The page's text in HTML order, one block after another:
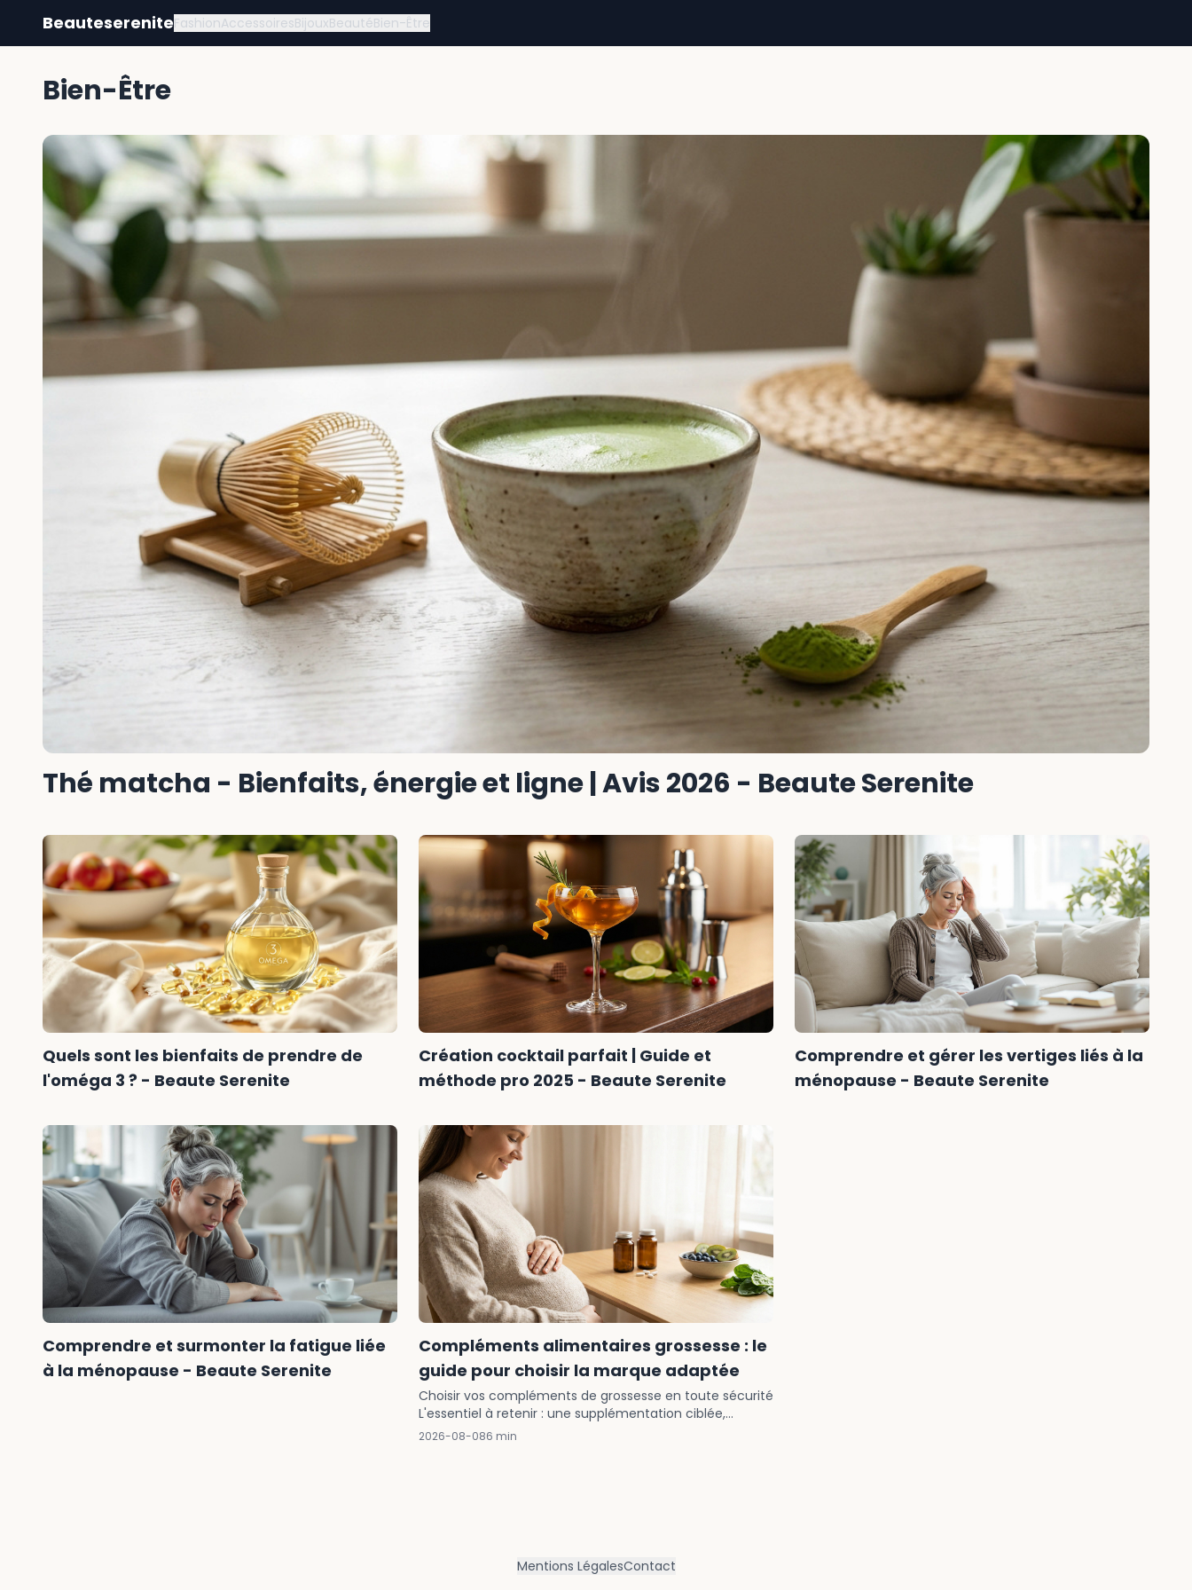
BeautesereniteFashionAccessoiresBijouxBeautéBien-Être
Bien-Être
Thé matcha - Bienfaits, énergie et ligne | Avis 2026 - Beaute Serenite
Quels sont les bienfaits de prendre de
l'oméga 3 ? - Beaute Serenite
Création cocktail parfait | Guide et
méthode pro 2025 - Beaute Serenite
Comprendre et gérer les vertiges liés à la
ménopause - Beaute Serenite
Comprendre et surmonter la fatigue liée
à la ménopause - Beaute Serenite
Compléments alimentaires grossesse : le
guide pour choisir la marque adaptée
Choisir vos compléments de grossesse en toute sécurité
L'essentiel à retenir : une supplémentation ciblée,
notamment 0,4 mg d'acide folique quotidien, est...
2026-08-086 min
Mentions LégalesContact